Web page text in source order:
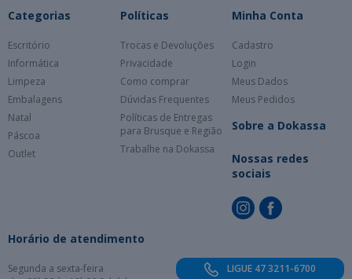
Categorias
Escritório
Informática
Limpeza
Embalagens
Natal
Páscoa
Outlet
Políticas
Trocas e Devoluções
Privacidade
Como comprar
Dúvidas Frequentes
Políticas de Entregas
para Brusque e Região
Trabalhe na Dokassa
Minha Conta
Cadastro
Login
Meus Dados
Meus Pedidos
Sobre a Dokassa
Nossas redes
sociais
Horário de atendimento
Segunda a sexta-feira
LIGUE 47 3211-6700